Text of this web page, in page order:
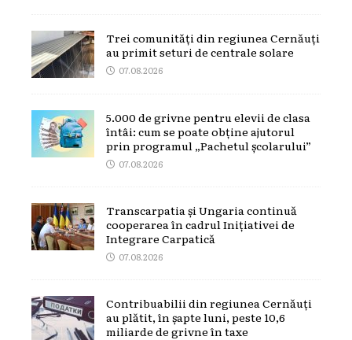
Trei comunități din regiunea Cernăuți
au primit seturi de centrale solare
07.08.2026
5.000 de grivne pentru elevii de clasa
întâi: cum se poate obține ajutorul
prin programul „Pachetul școlarului”
07.08.2026
Transcarpatia și Ungaria continuă
cooperarea în cadrul Inițiativei de
Integrare Carpatică
07.08.2026
Contribuabilii din regiunea Cernăuți
au plătit, în șapte luni, peste 10,6
miliarde de grivne în taxe